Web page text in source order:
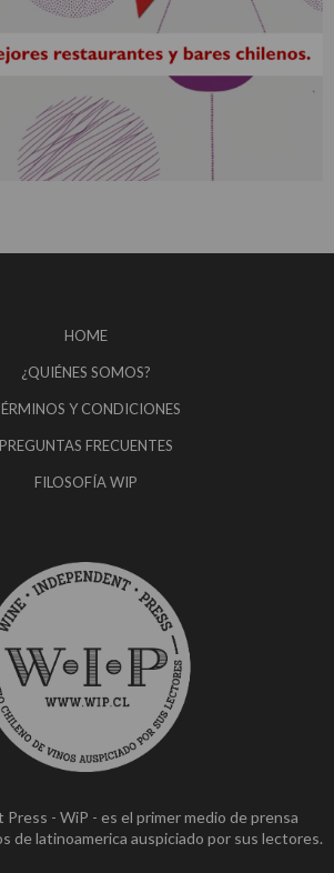
HOME
¿QUIÉNES SOMOS?
Y CONDICIONES
PREGUNTAS FRECUENTES
FILOSOFÍA WIP
- WiP - es el primer medio de prensa
de latinoamerica auspiciado por sus lectores.